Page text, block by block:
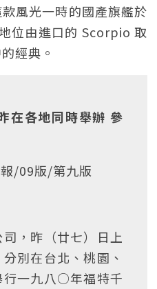
風光一時的國產旗艦於
位由進口的 Scorpio 取
經典。
在各地同時舉辦 參
/09版/第九版
，昨（廿七）日上
別在台北、桃園、
行一九八○年福特千